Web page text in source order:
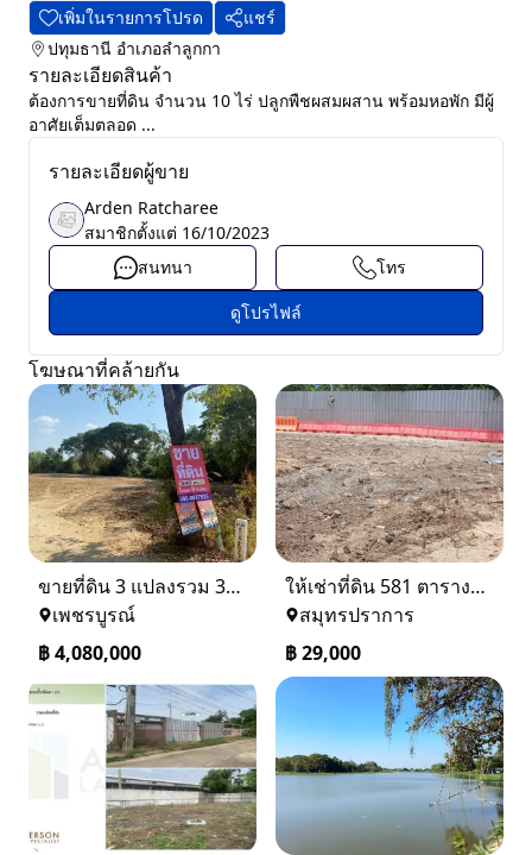
เพิ่มในรายการโปรด
แชร์
ปทุมธานี อำเภอลำลูกกา
รายละเอียดสินค้า
ต้องการขายที่ดิน จำนวน 10 ไร่ ปลูกพืชผสมผสาน พร้อมหอพัก มีผู้
อาศัยเต็มตลอด ...
รายละเอียดผู้ขาย
Arden Ratcharee
สมาชิกตั้งแต่ 16/10/2023
สนทนา
โทร
ดูโปรไฟล์
โฆษณาที่คล้ายกัน
ขายที่ดิน 3 แปลงรวม 340 ตรว ราคา ตรว. ล่ะ 12000 บาท เมืองเพชรบูรณ์
เพชรบูรณ์
฿4,080,000
ให้เช่าที่ดิน 581 ตารางวา ตรงข้างอู่ใหม่แจ็คบางหญ้าแพรก บางหัวเสือ
สมุทรปราการ
฿29,000